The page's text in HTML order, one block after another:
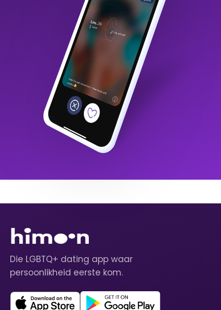
Die LGBTQ+ dating app waar
persoonlikheid eerste kom.